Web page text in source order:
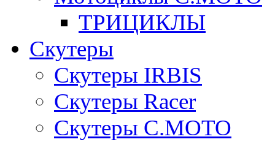
ТРИЦИКЛЫ
Скутеры
Скутеры IRBIS
Скутеры Racer
Скутеры C.MOTO